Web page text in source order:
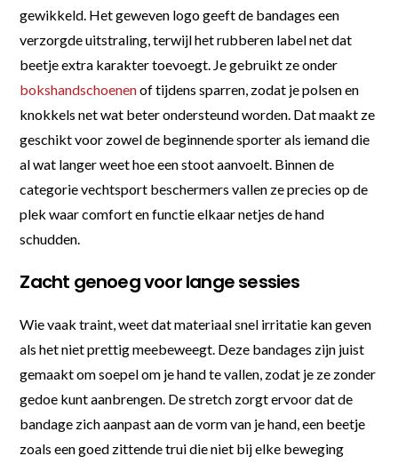
gewikkeld. Het geweven logo geeft de bandages een
verzorgde uitstraling, terwijl het rubberen label net dat
beetje extra karakter toevoegt. Je gebruikt ze onder
bokshandschoenenof tijdens sparren, zodat je polsen en
knokkels net wat beter ondersteund worden. Dat maakt ze
geschikt voor zowel de beginnende sporter als iemand die
al wat langer weet hoe een stoot aanvoelt. Binnen de
categorie vechtsport beschermers vallen ze precies op de
plek waar comfort en functie elkaar netjes de hand
schudden.
Zacht genoeg voor lange sessies
Wie vaak traint, weet dat materiaal snel irritatie kan geven
als het niet prettig meebeweegt. Deze bandages zijn juist
gemaakt om soepel om je hand te vallen, zodat je ze zonder
gedoe kunt aanbrengen. De stretch zorgt ervoor dat de
bandage zich aanpast aan de vorm van je hand, een beetje
zoals een goed zittende trui die niet bij elke beweging